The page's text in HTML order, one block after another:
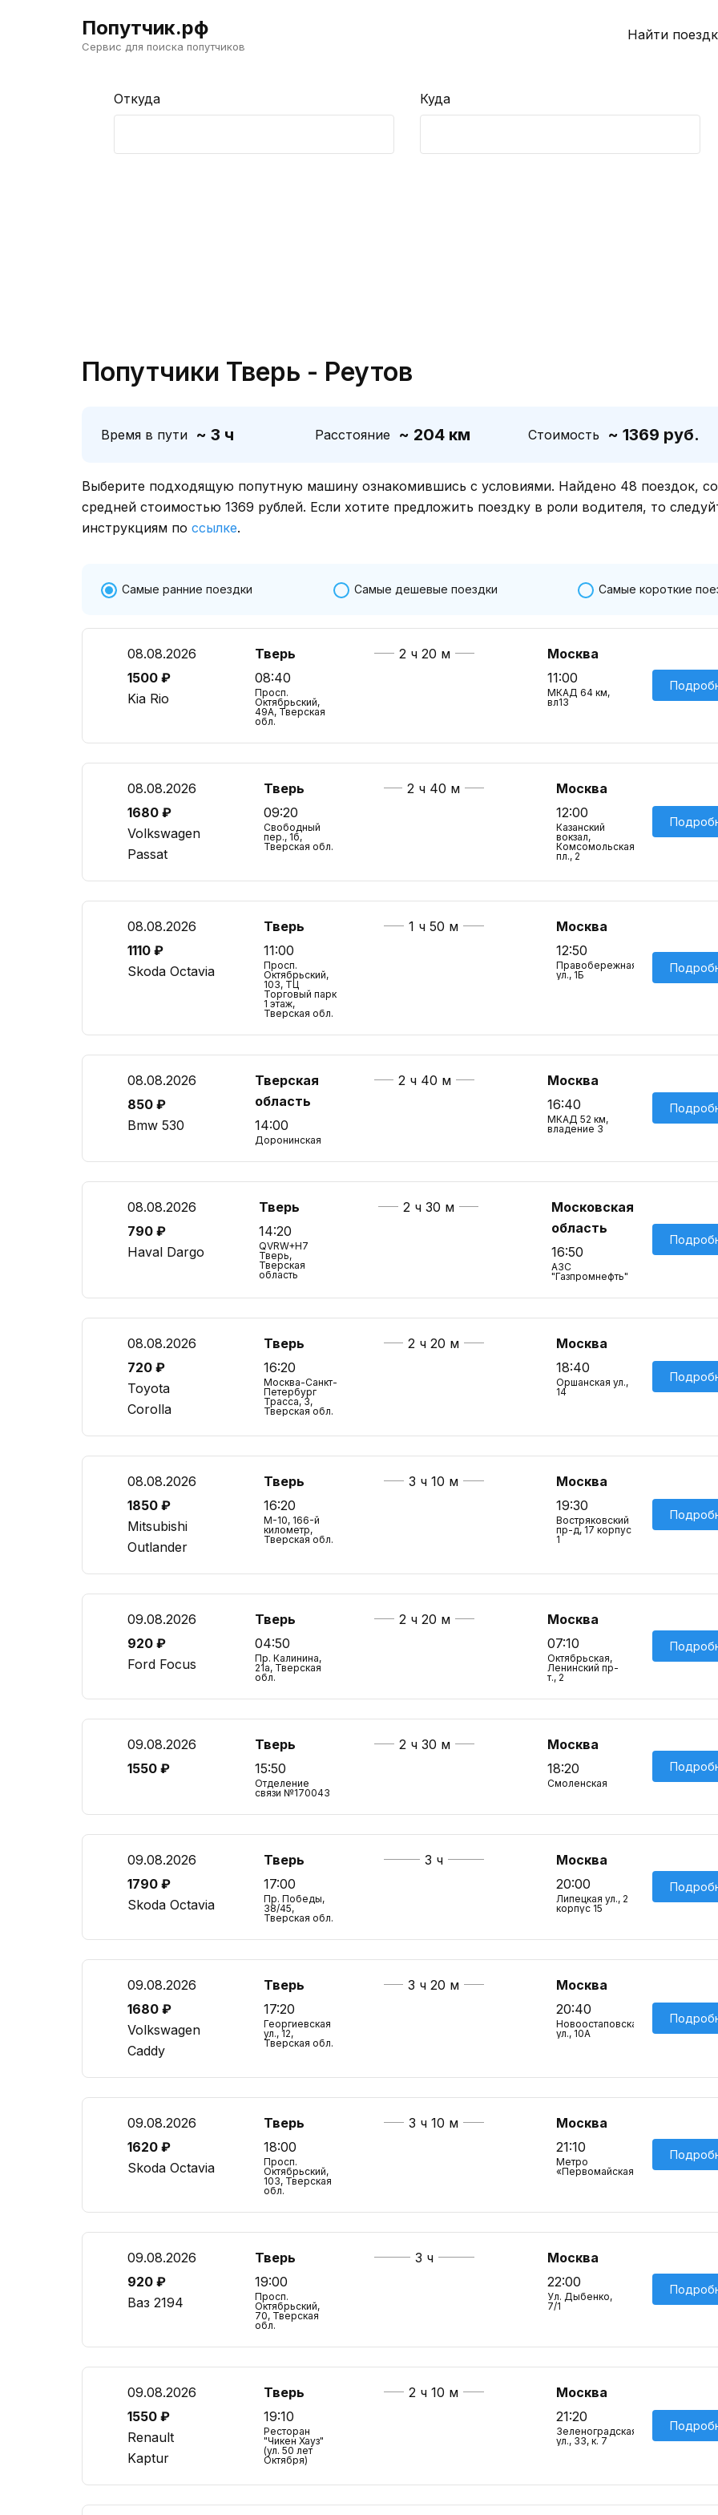
Попутчик.рф
Сервис для поиска попутчиков
Найти
Откуда Куда
Попутчики Тверь - Реутов
Время в пути ~ 3 ч Расстояние ~ 204 км Стоимость ~ 1369 руб.
Выберите подходящую попутную машину ознакомившись с условиями. Найдено 48 поездок, со
средней стоимостью 1369 рублей. Если хотите предложить поездку в роли водителя, то
инструкциям по ссылке.
Самые ранние поездки Самые дешевые поездки Самые короткие
08.08.2026
1500 ₽
Kia Rio
Тверь
08:40
Просп.
Октябрьский,
49А, Тверская
обл.
2 ч 20 м
Москва
11:00
МКАД 64 км,
вл13
08.08.2026
1680 ₽
Volkswagen
Passat
Тверь
09:20
Свободный
пер., 1б,
Тверская обл.
2 ч 40 м
Москва
12:00
Казанский
вокзал,
Комсомольская
пл., 2
08.08.2026
1110 ₽
Skoda Octavia
Тверь
11:00
Просп.
Октябрьский,
103, ТЦ
Торговый парк
1 этаж,
Тверская обл.
1 ч 50 м
Москва
12:50
Правобережная
ул., 1Б
08.08.2026
850 ₽
Bmw 530
Тверская
область
14:00
Доронинская
2 ч 40 м
Москва
16:40
МКАД 52 км,
владение 3
08.08.2026
790 ₽
Haval Dargo
Тверь
14:20
QVRW+H7
Тверь,
Тверская
область
2 ч 30 м
Московская
область
16:50
АЗС
"Газпромнефть"
08.08.2026
720 ₽
Toyota
Corolla
Тверь
16:20
Москва-Санкт-
Петербург
Трасса, 3,
Тверская обл.
2 ч 20 м
Москва
18:40
Оршанская ул.,
14
08.08.2026
1850 ₽
Mitsubishi
Outlander
Тверь
16:20
М-10, 166-й
километр,
Тверская обл.
3 ч 10 м
Москва
19:30
Востряковский
пр-д, 17 корпус
1
09.08.2026
920 ₽
Ford Focus
Тверь
04:50
Пр. Калинина,
21a, Тверская
обл.
2 ч 20 м
Москва
07:10
Октябрьская,
Ленинский пр-
т., 2
09.08.2026
1550 ₽
Тверь
15:50
Отделение
связи №170043
2 ч 30 м
Москва
18:20
Смоленская
09.08.2026
1790 ₽
Skoda Octavia
Тверь
17:00
Пр. Победы,
38/45,
Тверская обл.
3 ч
Москва
20:00
Липецкая ул., 2
корпус 15
09.08.2026
1680 ₽
Volkswagen
Caddy
Тверь
17:20
Георгиевская
ул., 12,
Тверская обл.
3 ч 20 м
Москва
20:40
Новоостаповская
ул., 10А
09.08.2026
1620 ₽
Skoda Octavia
Тверь
18:00
Просп.
Октябрьский,
103, Тверская
обл.
3 ч 10 м
Москва
21:10
Метро
«Первомайская»
09.08.2026
920 ₽
Ваз 2194
Тверь
19:00
Просп.
Октябрьский,
70, Тверская
обл.
3 ч
Москва
22:00
Ул. Дыбенко,
7/1
09.08.2026
1550 ₽
Renault
Kaptur
Тверь
19:10
Ресторан
"Чикен Хауз"
(ул. 50 лет
Октября)
2 ч 10 м
Москва
21:20
Зеленоградская
ул., 33, к. 7